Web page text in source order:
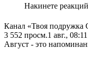
Накинете
Канал «Твоя подружка
3 552 просм.1 авг., 08:11
Август - это